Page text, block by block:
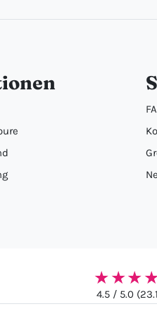
4.5 / 5.0